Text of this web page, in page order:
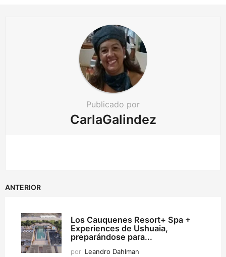
Publicado por
CarlaGalindez
ANTERIOR
Los Cauquenes Resort+ Spa +
Experiences de Ushuaia,
preparándose para...
por Leandro Dahlman